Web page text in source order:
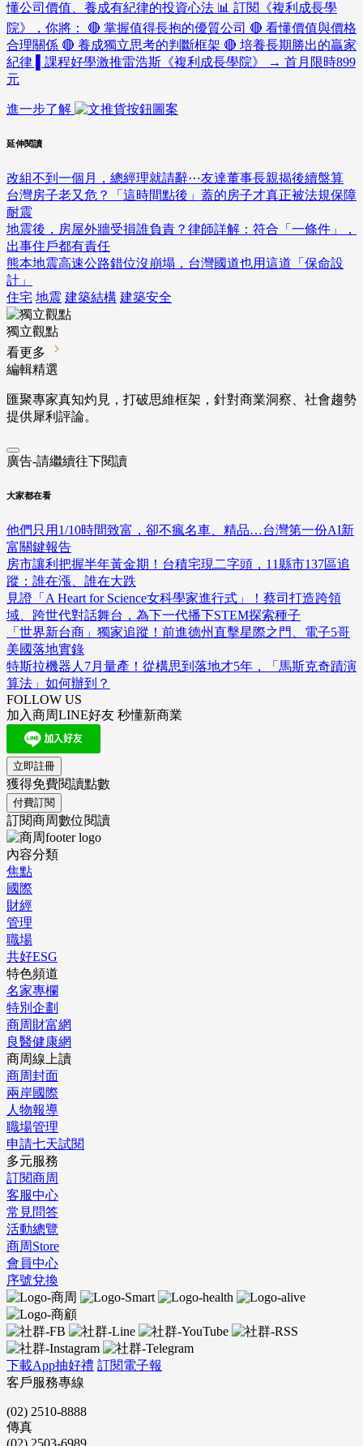
懂公司價值、養成有紀律的投資心法 📊 訂閱《複利成長學
院》，你將： 🔴 掌握值得長抱的優質公司 🔴 看懂價值與價格
合理關係 🔴 養成獨立思考的判斷框架 🔴 培養長期勝出的贏家
紀律 ▌課程好學激推雷浩斯《複利成長學院》 → 首月限時899
元
進一步了解
延伸閱讀
改組不到一個月，總經理就請辭⋯友達董事長親揭後續盤算
台灣房子老又危？「這時間點後」蓋的房子才真正被法規保障
耐震
地震後，房屋外牆受損誰負責？律師詳解：符合「一條件」，
出事住戶都有責任
熊本地震高速公路錯位沒崩塌，台灣國道也用這道「保命設
計」
住宅 地震 建築結構 建築安全
獨立觀點
看更多
編輯精選
匯聚專家真知灼見，打破思維框架，針對商業洞察、社會趨勢
提供犀利評論。
廣告-請繼續往下閱讀
大家都在看
他們只用1/10時間致富，卻不瘋名車、精品…台灣第一份AI新
富關鍵報告
房市讓利把握半年黃金期！台積宅現二字頭，11縣市137區追
蹤：誰在漲、誰在大跌
見證「A Heart for Science女科學家進行式」！蔡司打造跨領
域、跨世代對話舞台，為下一代播下STEM探索種子
「世界新台商」獨家追蹤！前進德州直擊星際之門、電子5哥
美國落地實錄
特斯拉機器人7月量產！從構思到落地才5年，「馬斯克奇蹟演
算法」如何辦到？
FOLLOW US
加入商周LINE好友 秒懂新商業
立即註冊
獲得免費閱讀點數
付費訂閱
訂閱商周數位閱讀
內容分類
焦點
國際
財經
管理
職場
共好ESG
特色頻道
名家專欄
特別企劃
商周財富網
良醫健康網
商周線上讀
商周封面
兩岸國際
人物報導
職場管理
申請七天試閱
多元服務
訂閱商周
客服中心
常見問答
活動總覽
商周Store
會員中心
序號兌換
下載App抽好禮 訂閱電子報
客戶服務專線
(02) 2510-8888
傳真
(02) 2503-6989